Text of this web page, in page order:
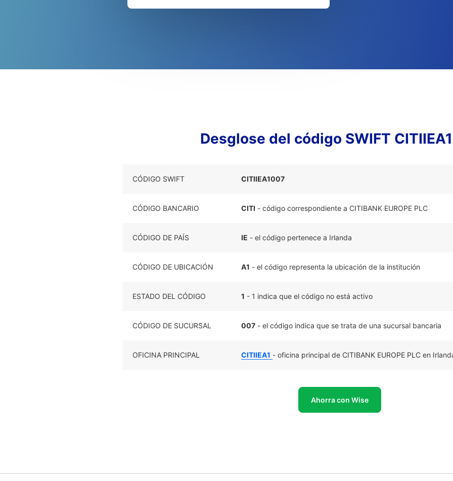
Desglose del código SWIFT
CÓDIGO SWIFT CITIIEA1007
CÓDIGO BANCARIO CITI - código correspondiente a CITIBANK EUROPE PLC
CÓDIGO DE PAÍS IE - el código pertenece a Irlanda
CÓDIGO DE UBICACIÓN A1 - el código representa la ubicación de la institución
ESTADO DEL CÓDIGO 1 - 1 indica que el código no está activo
CÓDIGO DE SUCURSAL 007 - el código indica que se trata de una sucursal bancaria
OFICINA PRINCIPAL CITIIEA1 - oficina principal de CITIBANK EUROPE PLC en
Ahorra con Wise